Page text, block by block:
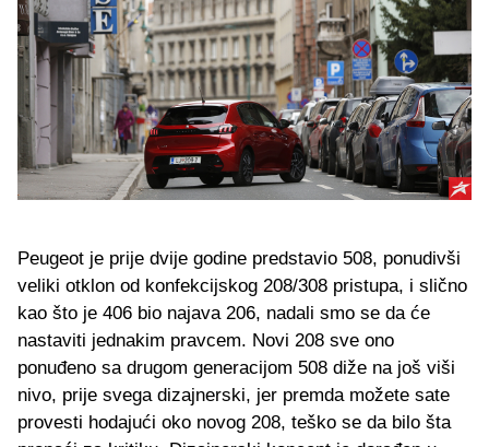
Peugeot je prije dvije godine predstavio 508, ponudivši
veliki otklon od konfekcijskog 208/308 pristupa, i slično
kao što je 406 bio najava 206, nadali smo se da će
nastaviti jednakim pravcem. Novi 208 sve ono
ponuđeno sa drugom generacijom 508 diže na još viši
nivo, prije svega dizajnerski, jer premda možete sate
provesti hodajući oko novog 208, teško se da bilo šta